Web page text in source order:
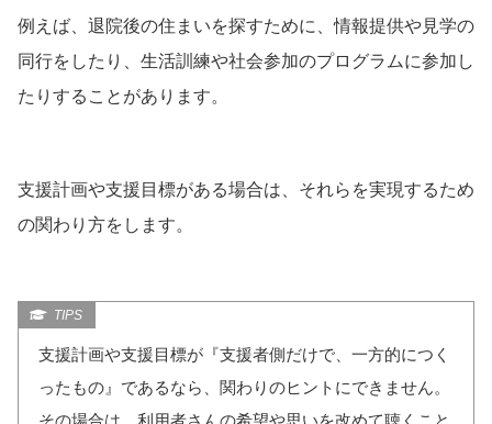
例えば、退院後の住まいを探すために、情報提供や見学の
同行をしたり、生活訓練や社会参加のプログラムに参加し
たりすることがあります。
支援計画や支援目標がある場合は、それらを実現するため
の関わり方をします。
支援計画や支援目標が『支援者側だけで、一方的につく
ったもの』であるなら、関わりのヒントにできません。
その場合は、利用者さんの希望や思いを改めて聴くこと